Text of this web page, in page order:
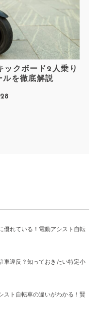
ックボード2人乗り
ルを徹底解説
優れている！電動アシスト自転
車違反？知っておきたい特定小
スト自転車の違いがわかる！賢